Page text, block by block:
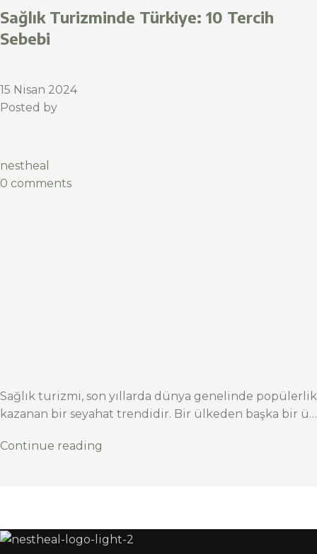
Sağlık Turizminde Türkiye: 10 Tercih
Sebebi
15 Nisan 2024
Posted by
nestheal
0 comments
Sağlık turizmi, son yıllarda dünya genelinde popülerlik
kazanan bir seyahat trendidir. Bir ülkeden başka bir ü…
Continue reading